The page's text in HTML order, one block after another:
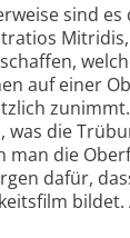
sind
auf einer
die
man die
dafür,